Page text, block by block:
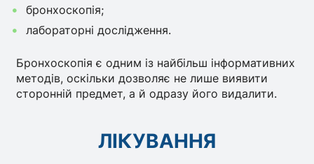
бронхоскопія;
лабораторні дослідження.
Бронхоскопія є одним із найбільш інформативних
методів, оскільки дозволяє не лише виявити
сторонній предмет, а й одразу його видалити.
ЛІКУВАННЯ